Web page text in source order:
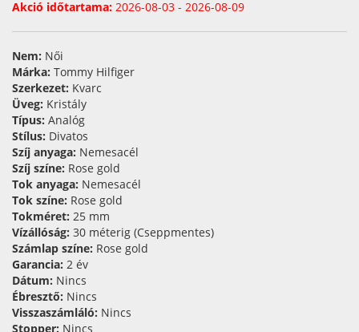
Akció időtartama: 2026-08-03 - 2026-08-09
Nem: Női
Márka: Tommy Hilfiger
Szerkezet: Kvarc
Üveg: Kristály
Típus: Analóg
Stílus: Divatos
Szíj anyaga: Nemesacél
Szíj színe: Rose gold
Tok anyaga: Nemesacél
Tok színe: Rose gold
Tokméret: 25 mm
Vízállóság: 30 méterig (Cseppmentes)
Számlap színe: Rose gold
Garancia: 2 év
Dátum: Nincs
Ébresztő: Nincs
Visszaszámláló: Nincs
Stopper: Nincs